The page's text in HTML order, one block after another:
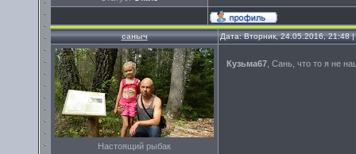
саныч Дата: Вторник, 24.05.2016, 21:48
Настоящий рыбак
Кузьма67 , Сань, что то я не